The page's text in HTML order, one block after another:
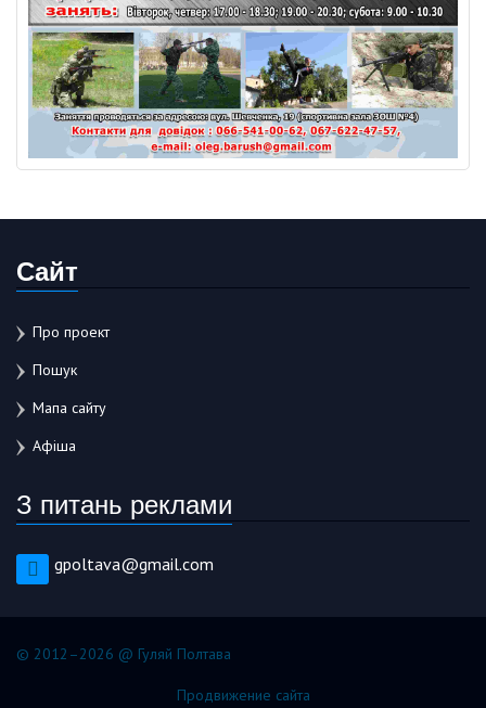
Сайт
Про проект
Пошук
Мапа сайту
Афіша
З питань реклами
gpoltava@gmail.com
© 2012–2026 @ Гуляй Полтава
Продвижение сайта